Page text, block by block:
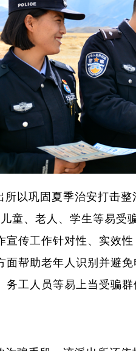
所以巩固夏季治安打击
童、老人、学生等易
宣传工作针对性、实效
面帮助老年人识别并避
务工人员等易上当受骗